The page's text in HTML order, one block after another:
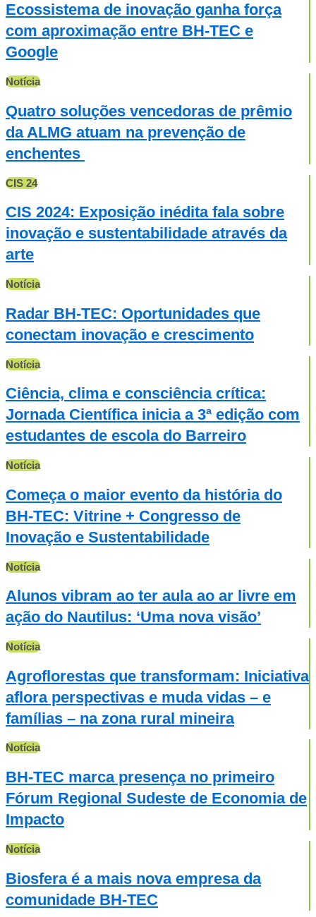
Ecossistema de inovação ganha força
com aproximação entre BH-TEC e
Google
Notícia
Quatro soluções vencedoras de prêmio
da ALMG atuam na prevenção de
enchentes
CIS 24
CIS 2024: Exposição inédita fala sobre
inovação e sustentabilidade através da
arte
Notícia
Radar BH-TEC: Oportunidades que
conectam inovação e crescimento
Notícia
Ciência, clima e consciência crítica:
Jornada Científica inicia a 3ª edição com
estudantes de escola do Barreiro
Notícia
Começa o maior evento da história do
BH-TEC: Vitrine + Congresso de
Inovação e Sustentabilidade
Notícia
Alunos vibram ao ter aula ao ar livre em
ação do Nautilus: ‘Uma nova visão’
Notícia
Agroflorestas que transformam: Iniciativa
aflora perspectivas e muda vidas – e
famílias – na zona rural mineira
Notícia
BH-TEC marca presença no primeiro
Fórum Regional Sudeste de Economia de
Impacto
Notícia
Biosfera é a mais nova empresa da
comunidade BH-TEC